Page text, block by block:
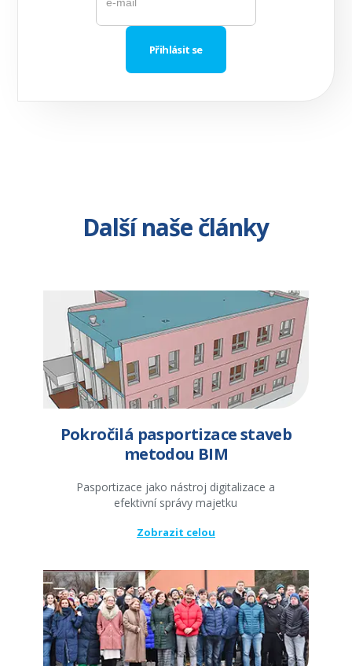
Další naše články
Pokročilá pasportizace staveb
metodou BIM
Pasportizace jako nástroj digitalizace a
efektivní správy majetku
Zobrazit celou